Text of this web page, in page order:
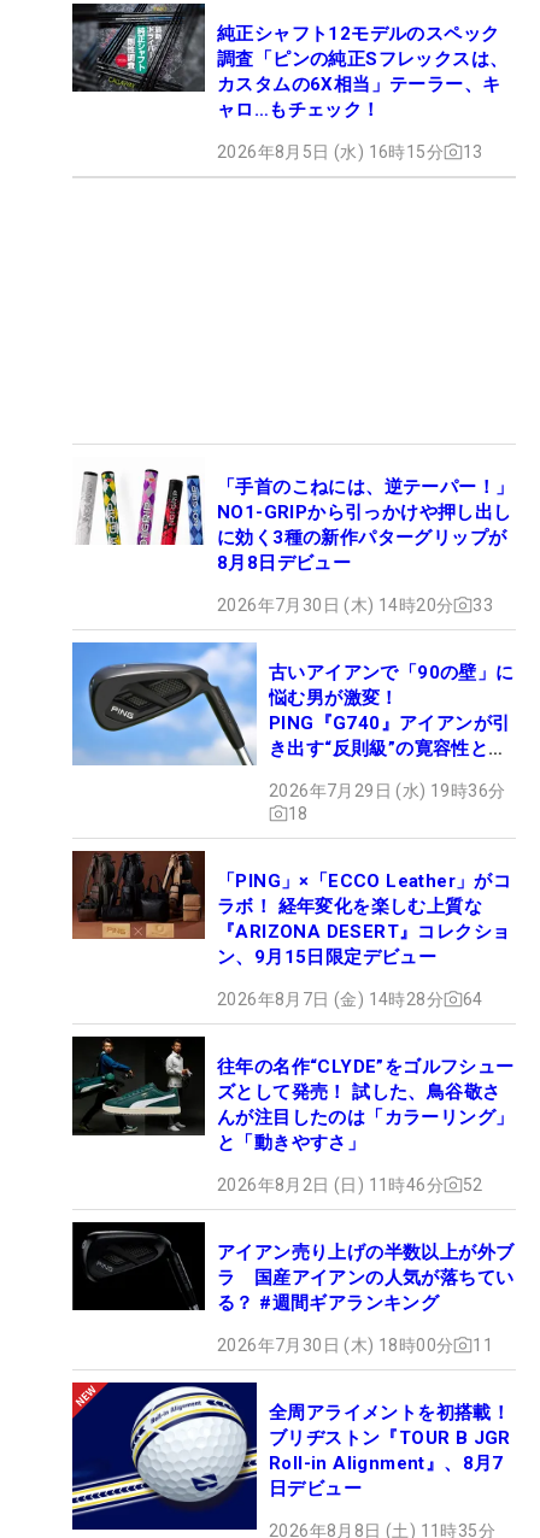
純正シャフト12モデルのスペック
調査「ピンの純正Sフレックスは、
カスタムの6X相当」テーラー、キ
ャロ…もチェック！
2026年8月5日 (水) 16時15分 13
「手首のこねには、逆テーパー！」
NO1-GRIPから引っかけや押し出し
に効く3種の新作パターグリップが
8月8日デビュー
2026年7月30日 (木) 14時20分 33
古いアイアンで「90の壁」に
悩む男が激変！
PING『G740』アイアンが引
き出す“反則級”の寛容性と飛
2026年7月29日 (水) 19時36分
18
「PING」×「ECCO Leather」がコ
ラボ！ 経年変化を楽しむ上質な
『ARIZONA DESERT』コレクショ
ン、9月15日限定デビュー
2026年8月7日 (金) 14時28分 64
往年の名作“CLYDE”をゴルフシュー
ズとして発売！ 試した、鳥谷敬さ
んが注目したのは「カラーリング」
と「動きやすさ」
2026年8月2日 (日) 11時46分 52
アイアン売り上げの半数以上が外ブ
ラ 国産アイアンの人気が落ちてい
る？ #週間ギアランキング
2026年7月30日 (木) 18時00分 11
全周アライメントを初搭載！
ブリヂストン『TOUR B JGR
Roll-in Alignment』、8月7
日デビュー
2026年8月8日 (土) 11時35分